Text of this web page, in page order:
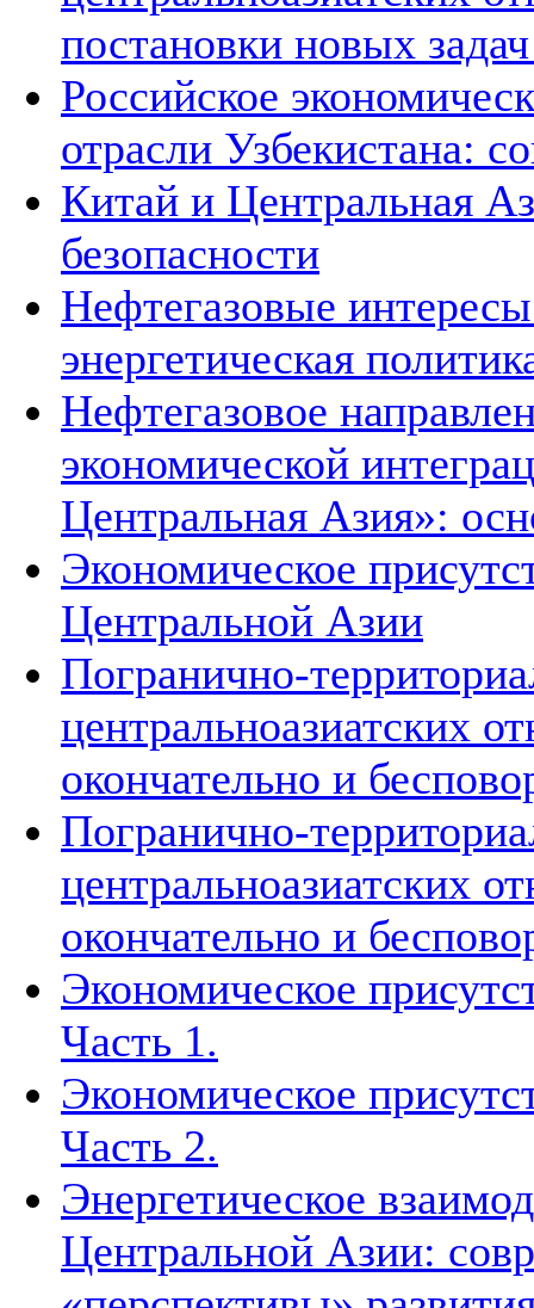
постановки новых
Российское
отрасли Узбекистана:
Китай и Центральная
безопасности
Нефтегазовые
энергетическая
Нефтегазовое
экономической
Центральная Азия»:
Экономическое
Центральной Азии
Погранично-
центральноазиатских
окончательно и
Погранично-
центральноазиатских
окончательно и
Экономическое
Часть 1.
Экономическое
Часть 2.
Энергетическое
Центральной Азии: